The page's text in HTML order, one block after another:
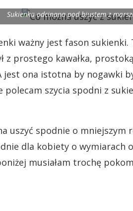
Sukienka odcinana pod biustem z
ważny jest fason sukienki.
z prostego kawałka,
ona istotna by nogawki
polecam szycia spodni z
uszyć spodnie o
dla kobiety o wymiarach
musiałam trochę